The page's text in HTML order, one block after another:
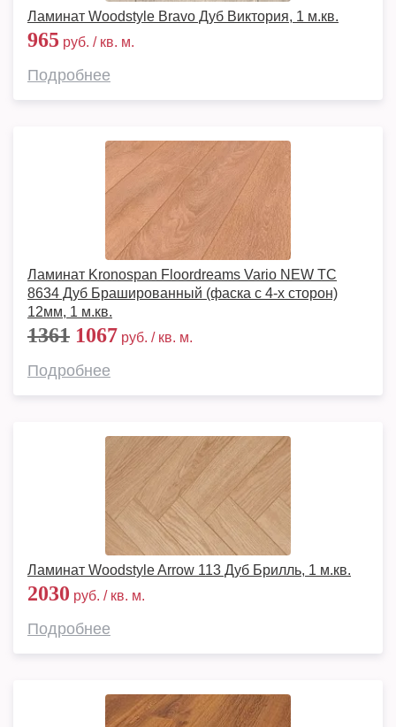
Ламинат Woodstyle Bravo Дуб Виктория, 1 м.кв.
965 руб. / кв. м.
Подробнее
Ламинат Kronospan Floordreams Vario NEW TC
8634 Дуб Брашированный (фаска с 4-х сторон)
12мм, 1 м.кв.
1361 1067 руб. / кв. м.
Подробнее
Ламинат Woodstyle Arrow 113 Дуб Брилль, 1 м.кв.
2030 руб. / кв. м.
Подробнее